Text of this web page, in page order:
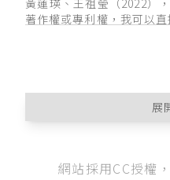
著作權或專利權，我可以
展
下：
網站採用CC授權